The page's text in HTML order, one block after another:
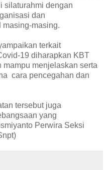
silaturahmi dengan
dan
masing-masing.
terkait
19 diharapkan KBT
menjelaskan serta
cara pencegahan dan
tersebut juga
yang
Perwira Seksi